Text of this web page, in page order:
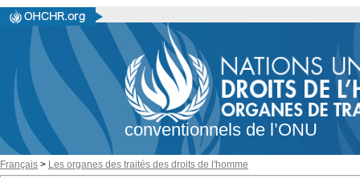
conventionnels de l’ONU
Français > Les organes des traités des droits de l'homme